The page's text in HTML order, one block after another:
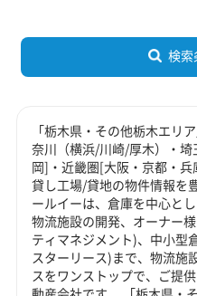
検索
「栃木県・その他栃木エリ
奈川（横浜/川崎/厚木）・
岡]・近畿圏[大阪・京都・
貸し工場/貸地の物件情報を
ールイーは、倉庫を中心と
物流施設の開発、オーナー
ティマネジメント)、中小型
スターリース)まで、物流施
スをワンストップで、ご提